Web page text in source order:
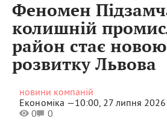
Феномен
колишній
район стає
розвитку Львова
новини компаній
Економіка —10:00, 27 липня 2026
0
0